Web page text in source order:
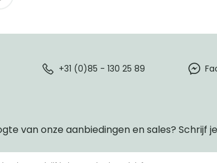
+31 (0)85 - 130 25 89
van onze aanbiedingen en sales? Schrijf